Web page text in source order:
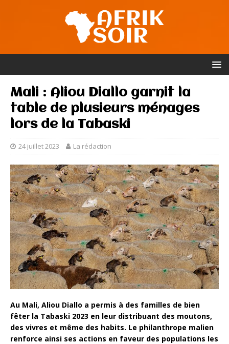
Mali : Aliou Diallo garnit la
table de plusieurs ménages
lors de la Tabaski
24 juillet 2023 La rédaction
Au Mali, Aliou Diallo a permis à des familles de bien
fêter la Tabaski 2023 en leur distribuant des moutons,
des vivres et même des habits. Le philanthrope malien
renforce ainsi ses actions en faveur des populations les